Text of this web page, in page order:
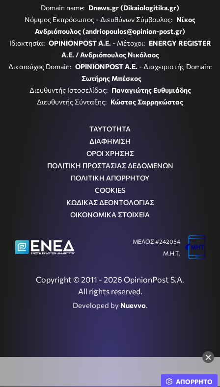
×
Domain name: Dnews.gr (Dikaiologitika.gr)
Νόμιμος Εκπρόσωπος - Διευθύνων Σύμβουλος: Νίκος
Ανδριόπουλος (andriopoulos@opinion-post.gr)
Ιδιοκτησία: OPINIONPOST A.E. - Μέτοχοι: ENERGY REGISTER
Α.Ε. / Ανδριόπουλος Νικόλαος
Δικαιούχος Domain: OPINIONPOST A.E. - Διαχειριστής Domain:
Σωτήρης Μπέσκος
Διευθυντής Ιστοσελίδας: Παναγιώτης Ευθυμιάδης
Διευθυντής Σύνταξης: Κώστας Σαρρηκώστας
ΤΑΥΤΟΤΗΤΑ
ΔΙΑΦΗΜΙΣΗ
ΟΡΟΙ ΧΡΗΣΗΣ
ΠΟΛΙΤΙΚΗ ΠΡΟΣΤΑΣΙΑΣ ΔΕΔΟΜΕΝΩΝ
ΠΟΛΙΤΙΚΗ ΑΠΟΡΡΗΤΟΥ
COOKIES
ΚΩΔΙΚΑΣ ΔΕΟΝΤΟΛΟΓΙΑΣ
ΟΙΚΟΝΟΜΙΚΑ ΣΤΟΙΧΕΙΑ
Copyright © 2011 - 2026 OpinionPost S.A.
All rights reserved.
Developed by Nuevvo.
ΜΕΛΟΣ #242054
Μ.Η.Τ.
ΑΠΟΡΡΗΤΟ